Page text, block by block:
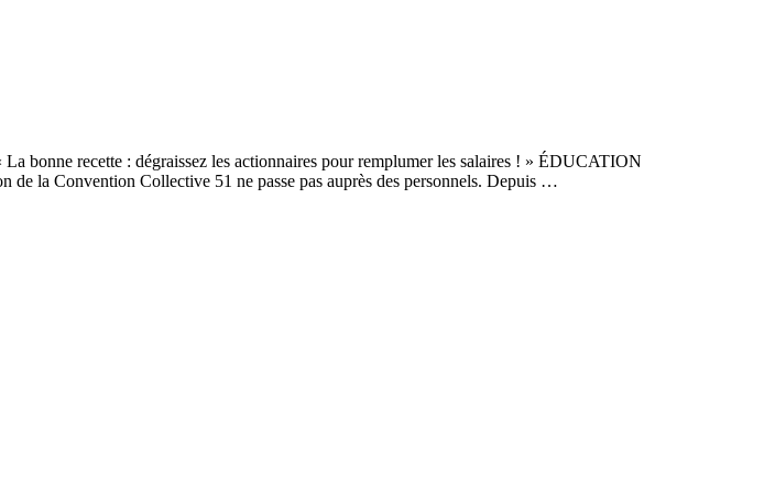
recette : dégraissez les actionnaires pour remplumer les salaires ! » ÉDUCATION
la Convention Collective 51 ne passe pas auprès des personnels. Depuis …